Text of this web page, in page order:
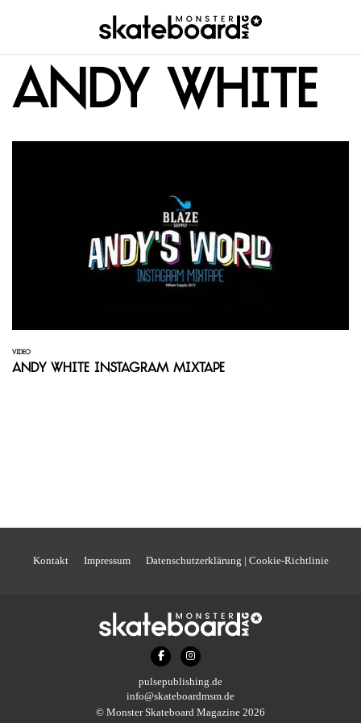
Andy White
VIDEO
Andy White Instagram Mixtape
Kontakt Impressum Datenschutzerklärung | Cookie-Richtlinie
pulsepublishing.de
info@skateboardmsm.de
© Monster Skateboard Magazine 2026